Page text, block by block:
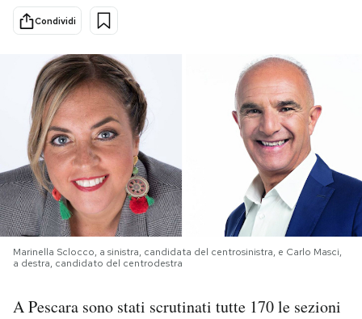
Scienza
Cultura
Economia
Sport
Mondiali calcio 2026
PODCAST
NEWSLETTER
I MIEI PREFERITI
SHOP
Condividi
Marinella Sclocco, a sinistra, candidata del centrosinistra, e Carlo Masci,
a destra, candidato del centrodestra
A Pescara sono stati scrutinati tutte 170 le sezioni